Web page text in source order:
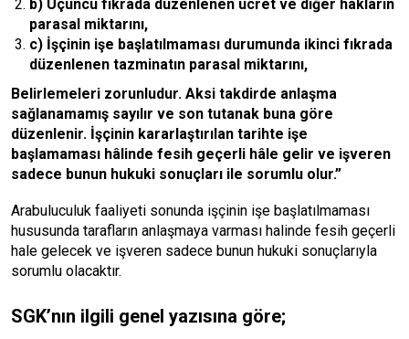
b) Üçüncü fıkrada düzenlenen ücret ve diğer hakların
parasal miktarını,
c) İşçinin işe başlatılmaması durumunda ikinci fıkrada
düzenlenen tazminatın parasal miktarını,
Belirlemeleri zorunludur. Aksi takdirde anlaşma
sağlanamamış sayılır ve son tutanak buna göre
düzenlenir. İşçinin kararlaştırılan tarihte işe
başlamaması hâlinde fesih geçerli hâle gelir ve işveren
sadece bunun hukuki sonuçları ile sorumlu olur.”
Arabuluculuk faaliyeti sonunda işçinin işe başlatılmaması
hususunda tarafların anlaşmaya varması halinde fesih geçerli
hale gelecek ve işveren sadece bunun hukuki sonuçlarıyla
sorumlu olacaktır.
SGK’nın ilgili genel yazısına göre;